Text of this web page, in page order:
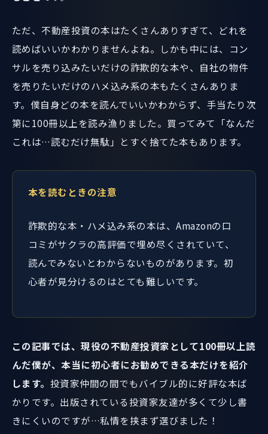
ただ、不動産投資の本はたくさんありすぎて、どれを
読めばいいかわかりませんよね。しかも中には、コン
サルを売り込みたいだけの詐欺的な本や、自社の物件
を売りたいだけのハメ込み系の本もたくさんありま
す。僕自身どの本を読んでいいかわからず、手当たり次
第に100冊以上を読み漁りました。買ってみて「なんだ
これは…読むだけ無駄」とすぐ捨てた本もあります。
本を読むときの注意
詐欺的な本・ハメ込み系の本は、Amazonの口
コミがサクラの高評価で埋め尽くされていて、
読んでみないとわからないものがあります。初
心者が見分けるのはとても難しいです。
この記事では、現役の不動産投資家として100冊以上読
んだ僕が、本当に初心者にお勧めできる本だけを紹介
します。 投資家仲間の間でもバイブル的に好評な本ば
かりです。出版されている投資家友達が多くて少し書
きにくいのですが…私情を挟まず選びました！